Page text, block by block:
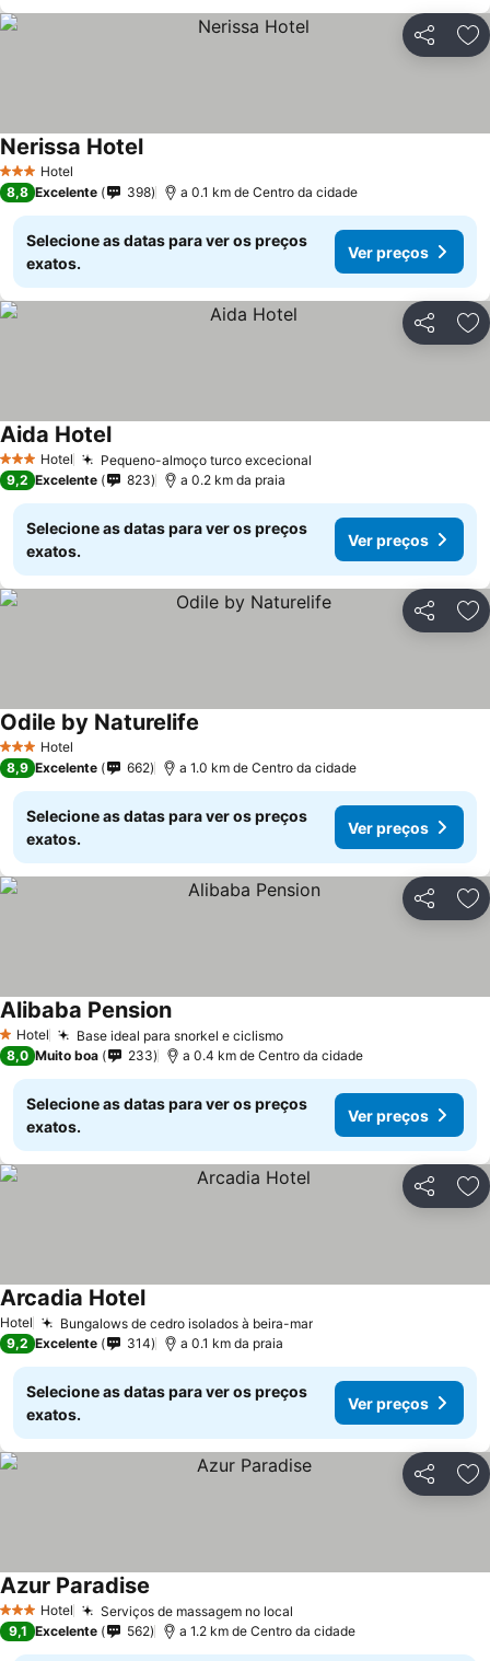
Partilhar
3 EstrelasHotel
Nerissa Hotel
8,8 Excelente 398 a 0.1 km de Centro da cidade
Selecione as datas para ver os preços
exatos.
Ver preços
Partilhar
3 EstrelasHotel Pequeno-almoço turco excecional
Aida Hotel
9,2 Excelente 823 a 0.2 km da praia
Selecione as datas para ver os preços
exatos.
Ver preços
Partilhar
3 EstrelasHotel
Odile by Naturelife
8,9 Excelente 662 a 1.0 km de Centro da cidade
Selecione as datas para ver os preços
exatos.
Ver preços
Partilhar
1 Estrelas
Hotel Base ideal para snorkel e ciclismo
Alibaba Pension
8,0 Muito boa 233 a 0.4 km de Centro da cidade
Selecione as datas para ver os preços
exatos.
Ver preços
Partilhar
Hotel Bungalows de cedro isolados à beira-mar
Arcadia Hotel
9,2 Excelente 314 a 0.1 km da praia
Selecione as datas para ver os preços
exatos.
Ver preços
Partilhar
3 EstrelasHotel Serviços de massagem no local
Azur Paradise
9,1 Excelente 562 a 1.2 km de Centro da cidade